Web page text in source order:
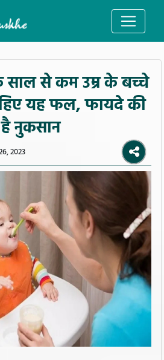
से कम उम्र के बच्चे
यह फल, फायदे की
नुकसान
2023